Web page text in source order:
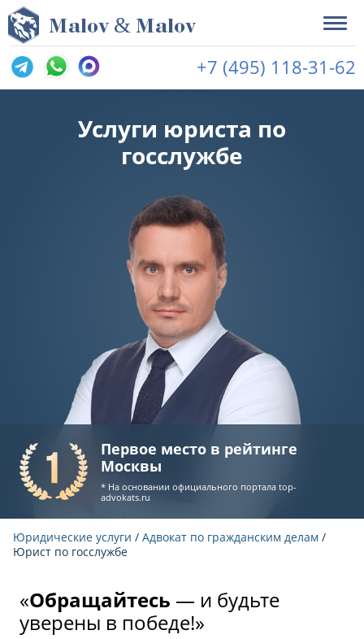
Malov & Malov
+7 (495) 118-31-62
Услуги юриста по
госслужбе
Первое место в рейтинге
Москвы
* На основании официального порталаtop-
advokats.ru
Юридические услуги / Адвокат по гражданским делам /
Юрист по госслужбе
«Обращайтесь — и будьте
уверены в победе!»